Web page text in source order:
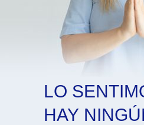
LO
HAY